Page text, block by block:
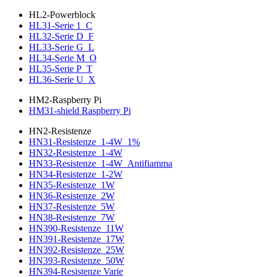
HL2-Powerblock
HL31-Serie 1_C
HL32-Serie D_F
HL33-Serie G_L
HL34-Serie M_O
HL35-Serie P_T
HL36-Serie U_X
HM2-Raspberry Pi
HM31-shield Raspberry Pi
HN2-Resistenze
HN31-Resistenze_1-4W_1%
HN32-Resistenze_1-4W
HN33-Resistenze_1-4W_Antifiamma
HN34-Resistenze_1-2W
HN35-Resistenze_1W
HN36-Resistenze_2W
HN37-Resistenze_5W
HN38-Resistenze_7W
HN390-Resistenze_11W
HN391-Resistenze_17W
HN392-Resistenze_25W
HN393-Resistenze_50W
HN394-Resistenze Varie